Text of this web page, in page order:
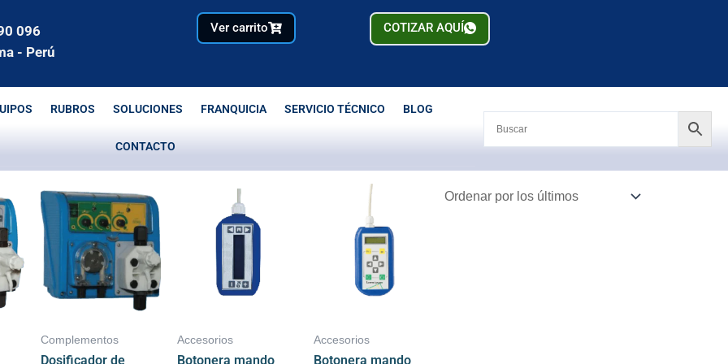
096
- Perú
Ver carrito COTIZAR AQUÍ
RUBROS SOLUCIONES FRANQUICIA SERVICIO TÉCNICO BLOG
CONTACTO
Complementos
Dosificador de
Accesorios
Botonera mando
Accesorios
Botonera mando